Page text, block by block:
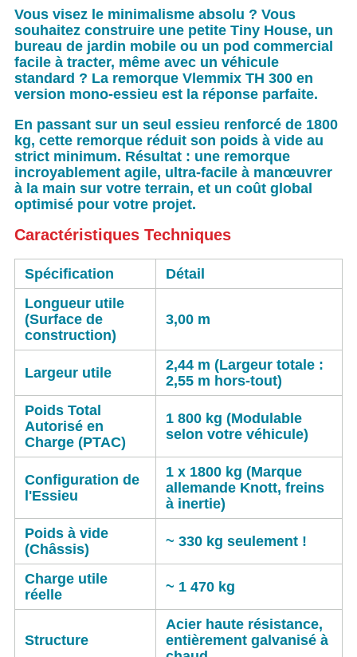
Vous visez le minimalisme absolu ? Vous
souhaitez construire une petite Tiny House, un
bureau de jardin mobile ou un pod commercial
facile à tracter, même avec un véhicule
standard ? La remorque Vlemmix TH 300 en
version mono-essieu est la réponse parfaite.
En passant sur un seul essieu renforcé de 1800
kg, cette remorque réduit son poids à vide au
strict minimum. Résultat : une remorque
incroyablement agile, ultra-facile à manœuvrer
à la main sur votre terrain, et un coût global
optimisé pour votre projet.
Caractéristiques Techniques
Spécification
Détail
Longueur utile
(Surface de
construction)
3,00 m
Largeur utile
2,44 m (Largeur totale :
2,55 m hors-tout)
Poids Total
Autorisé en
Charge (PTAC)
1 800 kg (Modulable
selon votre véhicule)
Configuration de
l'Essieu
1 x 1800 kg (Marque
allemande Knott, freins
à inertie)
Poids à vide
(Châssis)
~ 330 kg seulement !
Charge utile
réelle
~ 1 470 kg
Structure
Acier haute résistance,
entièrement galvanisé à